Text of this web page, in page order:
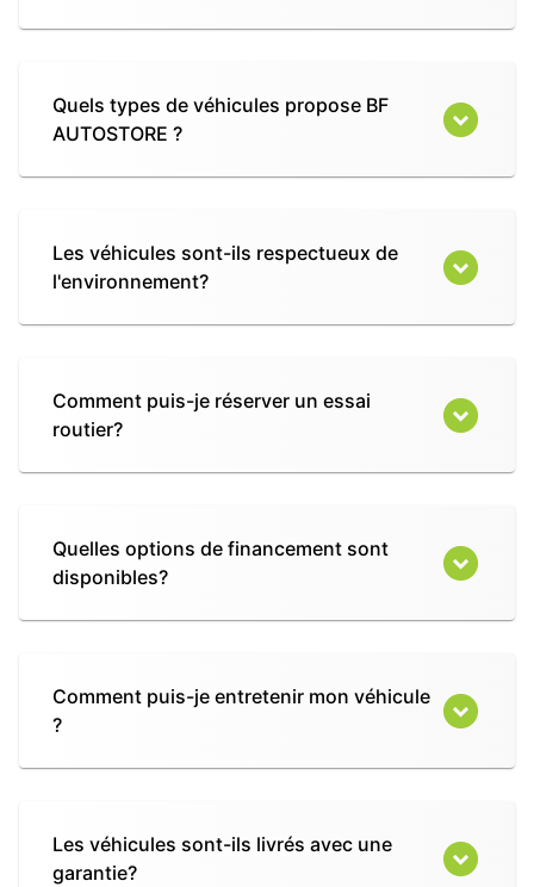
Quels types de véhicules propose BF
AUTOSTORE ?
Les véhicules sont-ils respectueux de
l'environnement?
Comment puis-je réserver un essai
routier?
Quelles options de financement sont
disponibles?
Comment puis-je entretenir mon véhicule
?
Les véhicules sont-ils livrés avec une
garantie?